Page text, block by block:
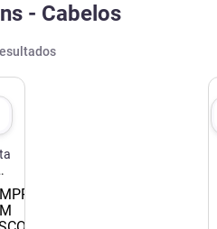
- Cabelos
2